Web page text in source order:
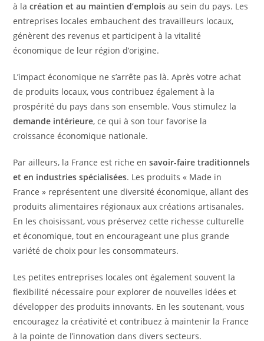
à lacréation et au maintien d’emplois au sein du pays. Les
entreprises locales embauchent des travailleurs locaux,
génèrent des revenus et participent à la vitalité
économique de leur région d’origine.
L’impact économique ne s’arrête pas là. Après votre achat
de produits locaux, vous contribuez également à la
prospérité du pays dans son ensemble. Vous stimulez la
demande intérieure, ce qui à son tour favorise la
croissance économique nationale.
Par ailleurs, la France est riche ensavoir-faire traditionnels
et en industries spécialisées. Les produits « Made in
France » représentent une diversité économique, allant des
produits alimentaires régionaux aux créations artisanales.
En les choisissant, vous préservez cette richesse culturelle
et économique, tout en encourageant une plus grande
variété de choix pour les consommateurs.
Les petites entreprises locales ont également souvent la
flexibilité nécessaire pour explorer de nouvelles idées et
développer des produits innovants. En les soutenant, vous
encouragez la créativité et contribuez à maintenir la France
à la pointe de l’innovation dans divers secteurs.